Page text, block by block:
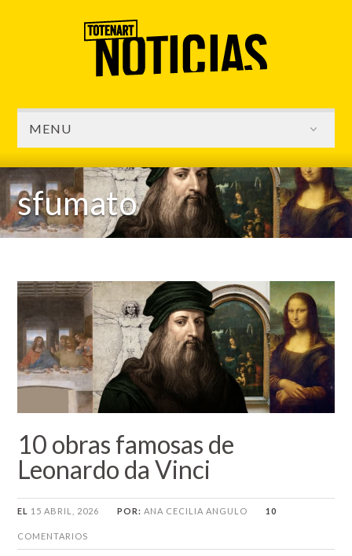
MENU
sfumato
10 obras famosas de
Leonardo da Vinci
EL 15 ABRIL, 2026 POR:ANA CECILIA ANGULO 10
COMENTARIOS